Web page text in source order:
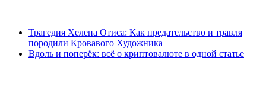
Трагедия Хелена Отиса: Как предательство и травля
породили Кровавого Художника
Вдоль и поперёк: всё о криптовалюте в одной статье